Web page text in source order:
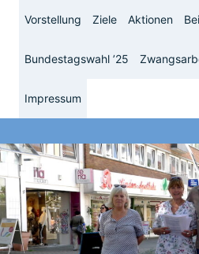
springen
Vorstellung Ziele Aktionen
Bundestagswahl ’25
Impressum